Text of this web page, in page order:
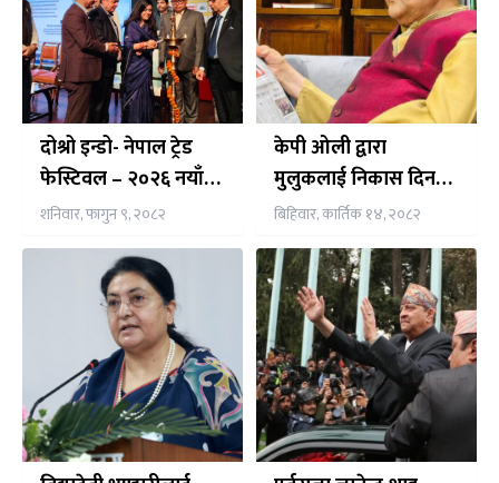
दोश्रो इन्डो- नेपाल ट्रेड
फेस्टिवल – २०२६ नयाँ
दिल्लीमा शुक्रबार देखि
सुरु
शनिवार, फागुन ९, २०८२
केपी ओली द्वारा
मुलुकलाई निकास दिन
फेरि सर्वपक्षीय सरकारको
प्रस्ताव
बिहिवार, कार्तिक १४, २०८२